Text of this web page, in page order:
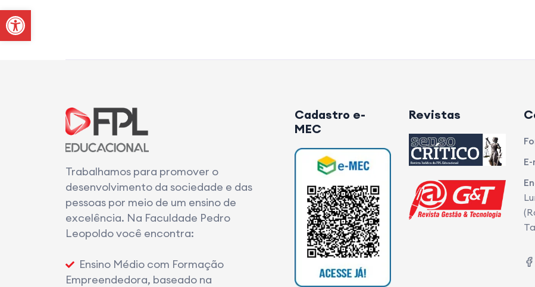
Abrir a barra de ferramentas
Trabalhamos para promover o
desenvolvimento da sociedade e das
pessoas por meio de um ensino de
excelência. Na Faculdade Pedro
Leopoldo você encontra:
Ensino Médio com Formação
Empreendedora, baseado na
Cadastro e-
MEC
Revistas